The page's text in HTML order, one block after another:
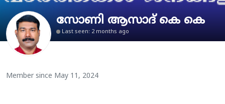
Agriculture
Business
സോണി ആസാദ് കെ കെ
Last seen: 2 months ago
Member since May 11, 2024